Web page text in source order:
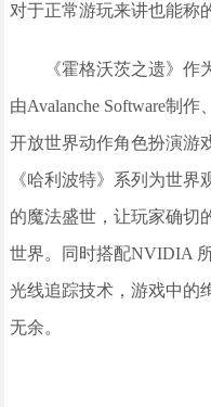
对于正常游玩来讲也能称
《霍格沃茨之遗》
由Avalanche Software制作
开放世界动作角色扮演游
《哈利波特》系列为世
的魔法盛世，让玩家确切
世界。同时搭配NVIDIA
光线追踪技术，游戏中的
无余。